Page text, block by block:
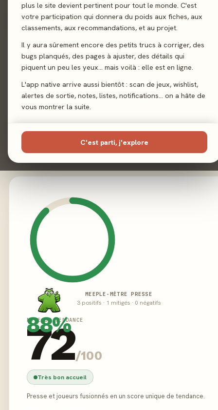
plus le site devient pertinent pour tout le monde. C'est
votre participation qui donnera du poids aux fiches, aux
classements, aux recommandations, et au projet.
Il y aura sûrement encore des petits trucs à corriger, des
bugs planqués, des pages à ajuster, des détails qui
piquent un peu les yeux… mais voilà : elle est en ligne.
L'app native arrive aussi bientôt : scan de jeux, wishlist,
alertes de sortie, notes, listes, notifications… on a hâte de
vous montrer la suite.
C'est parti, j'explore
Collection Draft Exploration
9 juin 2023
Auteur Paolo Mori
Illustration John McCambridge
Éditeur
02 - LE VERDICT
88%
MEEPLE-MÈTRE PRESSE
3 positifs · 1 mitigés · 0 négatifs
NOTE DE TENDANCE
72/100
Très bon accueil
Presse et joueurs fusionnés en un score unique de tendance.